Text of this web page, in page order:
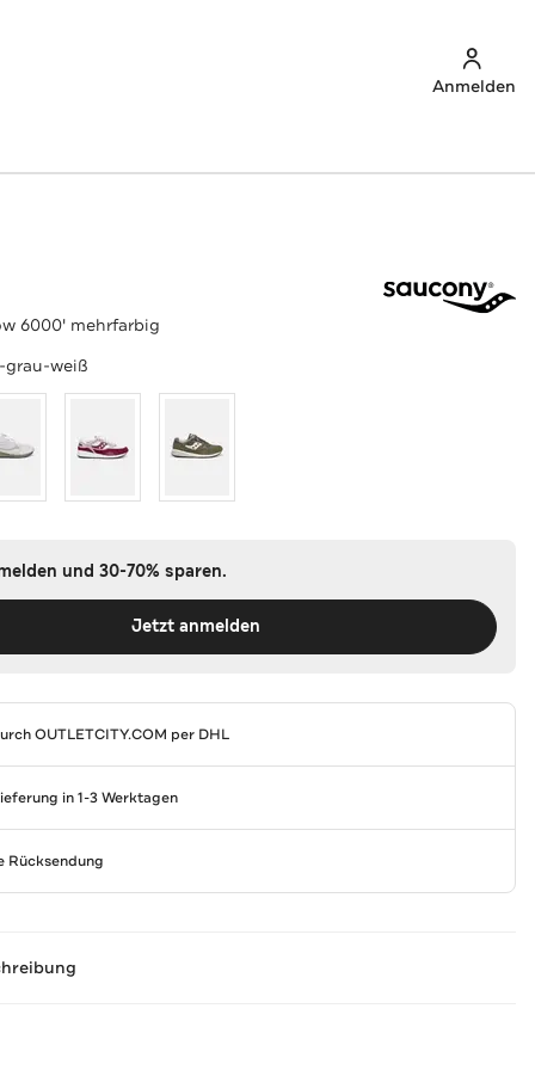
Anmelden
6000' mehrfarbig
grau-weiß
und 30-70% sparen.
Jetzt anmelden
OUTLETCITY.COM per DHL
in 1-3 Werktagen
Rücksendung